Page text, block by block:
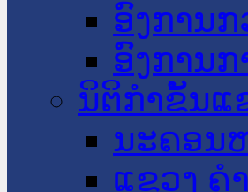
ອົງການ
ອົງການ
ນິຕິກໍາຂັ້ນແ
ນະ​ຄອນ​
ແຂວງ ຄໍ